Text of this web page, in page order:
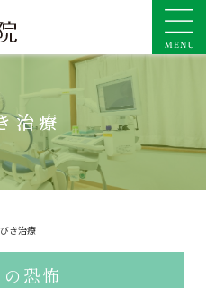
治療
き治療
恐怖